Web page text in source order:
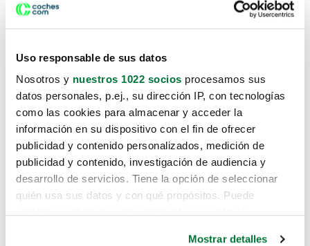
Uso responsable de sus datos
Nosotros y nuestros 1022 socios procesamos sus
datos personales, p.ej., su dirección IP, con tecnologías
como las cookies para almacenar y acceder la
información en su dispositivo con el fin de ofrecer
publicidad y contenido personalizados, medición de
publicidad y contenido, investigación de audiencia y
desarrollo de servicios. Tiene la opción de seleccionar
quién usa sus datos y con qué propósitos. Puede
Mostrar detalles
Lo sentimos, no sabemos como
te hemos traido hasta aquí.
Pero puedes encontrar el coche que estás
buscando en alguno de estos enlaces: